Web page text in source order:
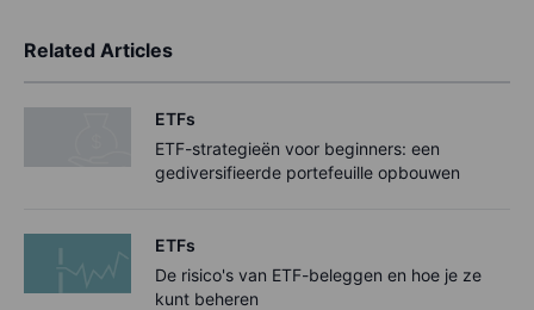
Related Articles
ETFs
ETF-strategieën voor beginners: een
gediversifieerde portefeuille opbouwen
ETFs
De risico's van ETF-beleggen en hoe je ze
kunt beheren